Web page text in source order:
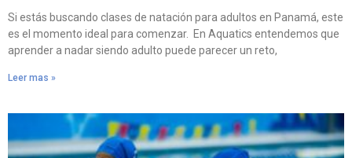
Si estás buscando clases de natación para adultos en Panamá, este
es el momento ideal para comenzar. En Aquatics entendemos que
aprender a nadar siendo adulto puede parecer un reto,
Leer mas »